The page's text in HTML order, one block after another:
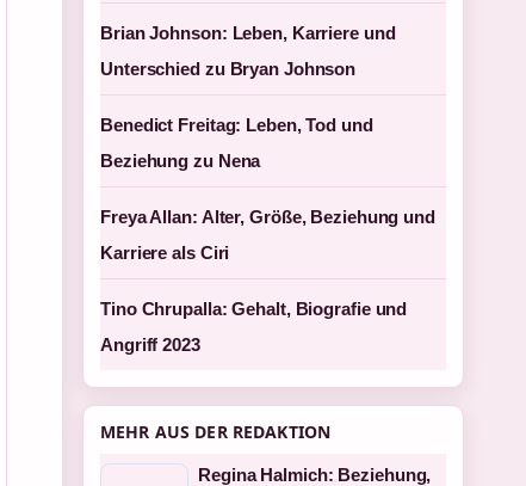
Brian Johnson: Leben, Karriere und
Unterschied zu Bryan Johnson
Benedict Freitag: Leben, Tod und
Beziehung zu Nena
Freya Allan: Alter, Größe, Beziehung und
Karriere als Ciri
Tino Chrupalla: Gehalt, Biografie und
Angriff 2023
MEHR AUS DER REDAKTION
Regina Halmich: Beziehung,